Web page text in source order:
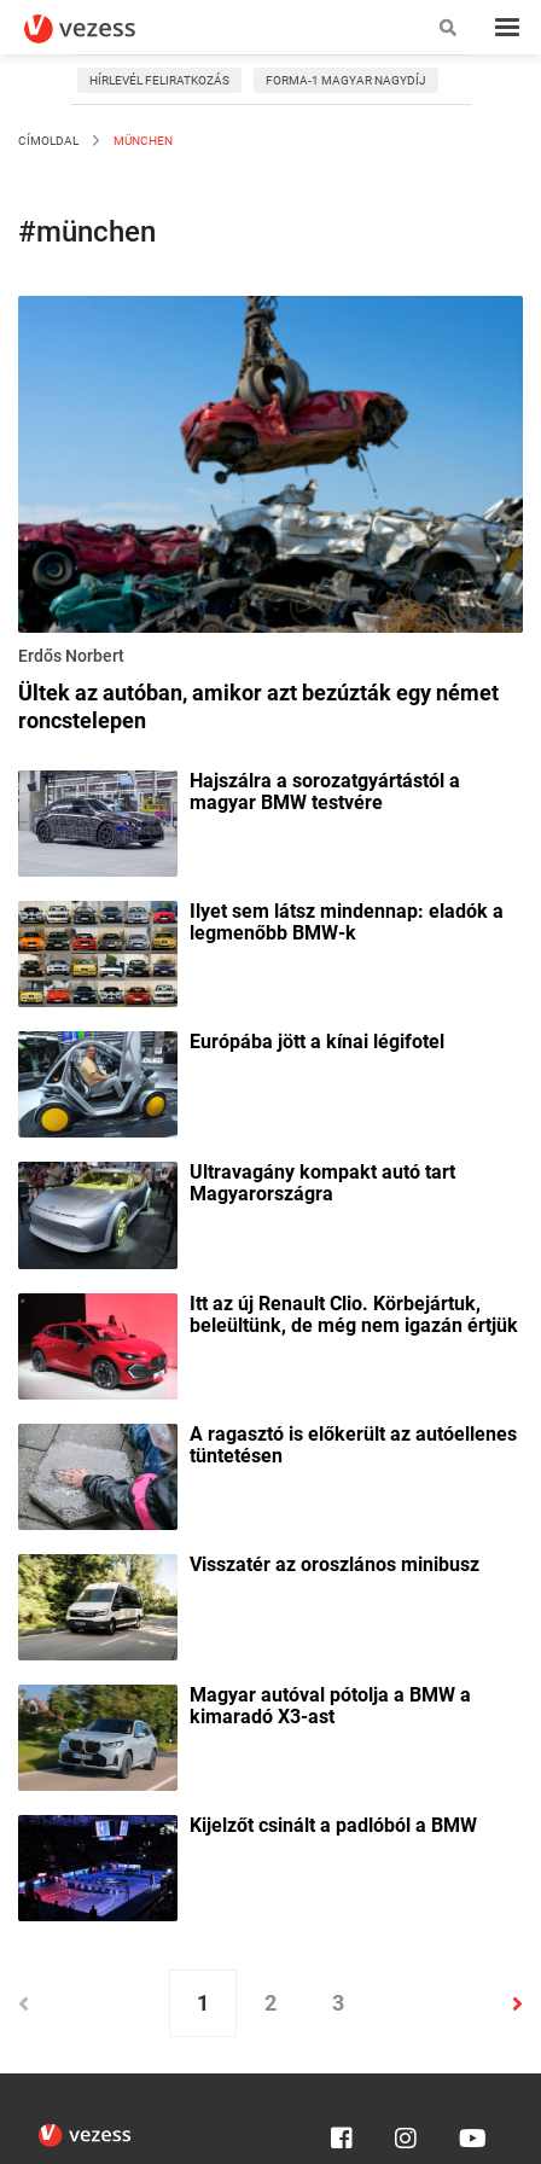
HÍRLEVÉL FELIRATKOZÁS FORMA-1 MAGYAR NAGYDÍJ
CÍMOLDAL MÜNCHEN
#münchen
Erdős Norbert
Ültek az autóban, amikor azt bezúzták egy német
roncstelepen
Hajszálra a sorozatgyártástól a
magyar BMW testvére
Ilyet sem látsz mindennap: eladók a
legmenőbb BMW-k
Európába jött a kínai légifotel
Ultravagány kompakt autó tart
Magyarországra
Itt az új Renault Clio. Körbejártuk,
beleültünk, de még nem igazán értjük
A ragasztó is előkerült az autóellenes
tüntetésen
Visszatér az oroszlános minibusz
Magyar autóval pótolja a BMW a
kimaradó X3-ast
Kijelzőt csinált a padlóból a BMW
1 2 3